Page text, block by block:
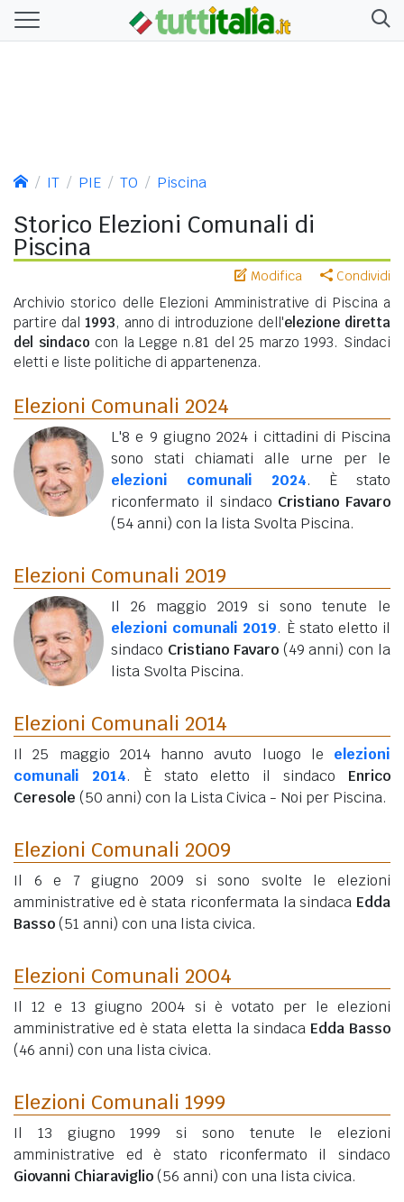
IT PIE TO Piscina
Storico Elezioni Comunali di
Piscina
Modifica Condividi
Archivio storico delle Elezioni Amministrative di Piscina a
partire dal 1993, anno di introduzione dell'elezione diretta
del sindaco con la Legge n.81 del 25 marzo 1993. Sindaci
eletti e liste politiche di appartenenza.
Elezioni Comunali 2024
L'8 e 9 giugno 2024 i cittadini di Piscina
sono stati chiamati alle urne per le
elezioni comunali 2024. È stato
riconfermato il sindaco Cristiano Favaro
(54 anni) con la lista Svolta Piscina.
Elezioni Comunali 2019
Il 26 maggio 2019 si sono tenute le
elezioni comunali 2019. È stato eletto il
sindaco Cristiano Favaro (49 anni) con la
lista Svolta Piscina.
Elezioni Comunali 2014
Il 25 maggio 2014 hanno avuto luogo le elezioni
comunali 2014. È stato eletto il sindaco Enrico
Ceresole (50 anni) con la Lista Civica - Noi per Piscina.
Elezioni Comunali 2009
Il 6 e 7 giugno 2009 si sono svolte le elezioni
amministrative ed è stata riconfermata la sindaca Edda
Basso(51 anni) con una lista civica.
Elezioni Comunali 2004
Il 12 e 13 giugno 2004 si è votato per le elezioni
amministrative ed è stata eletta la sindaca Edda Basso
(46 anni) con una lista civica.
Elezioni Comunali 1999
Il 13 giugno 1999 si sono tenute le elezioni
amministrative ed è stato riconfermato il sindaco
Giovanni Chiaraviglio(56 anni) con una lista civica.